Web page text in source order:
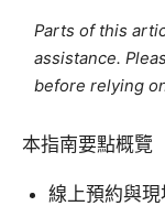
Parts of this
assistance.
before relying
本指南要點概覽
線上預約與